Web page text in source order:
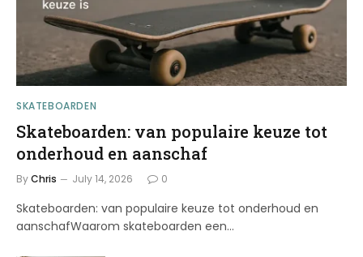
SKATEBOARDEN
Skateboarden: van populaire keuze tot
onderhoud en aanschaf
ByChris July 14, 2026 0
Skateboarden: van populaire keuze tot onderhoud en
aanschafWaarom skateboarden een…